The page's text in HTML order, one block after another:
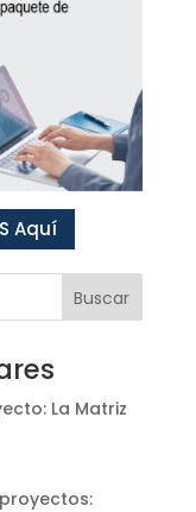
Aquí
Buscar
La Matriz